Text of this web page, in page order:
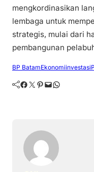
mengkordinasikan
lembaga untuk
strategis, mulai dari
pembangunan
BP BatamEkonomiinvestasi
Facebook Twitter Pinterest Mail WhatsApp